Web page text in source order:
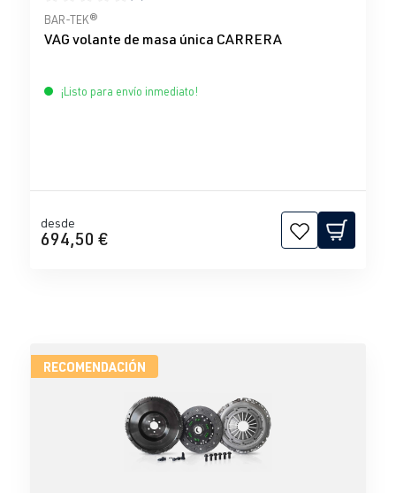
Calificación promedio de 0 de 5 estrellas
BAR-TEK®
VAG volante de masa única CARRERA
¡Listo para envío inmediato!
desde
694,50 €
RECOMENDACIÓN